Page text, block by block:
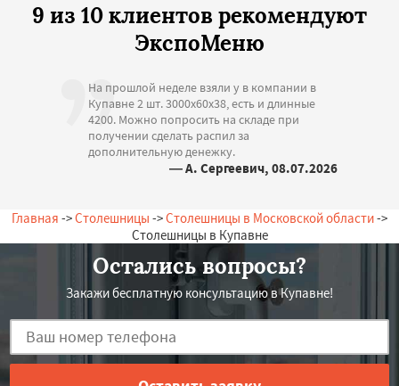
9 из 10 клиентов рекомендуют
ЭкспоМеню
На прошлой неделе взяли у в компании в
Купавне 2 шт. 3000х60х38, есть и длинные
4200. Можно попросить на складе при
получении сделать распил за
дополнительную денежку.
— А. Сергеевич, 08.07.2026
Главная ->Столешницы ->Столешницы в Московской области->
Столешницы в Купавне
Остались вопросы?
Закажи бесплатную консультацию в Купавне!